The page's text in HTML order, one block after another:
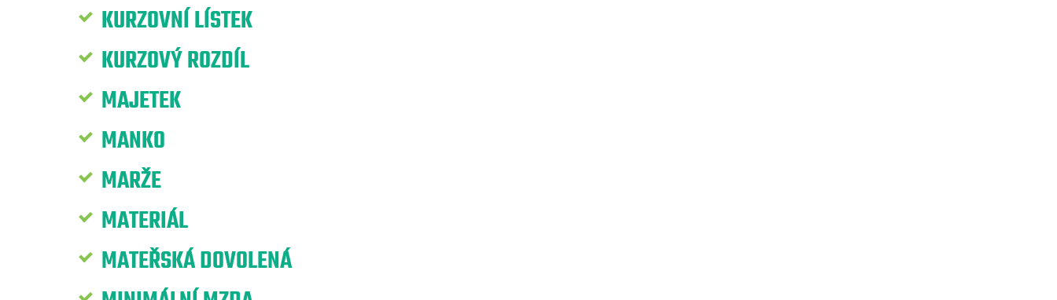
KURZOVNÍ LÍSTEK
KURZOVÝ ROZDÍL
MAJETEK
MANKO
MARŽE
MATERIÁL
MATEŘSKÁ DOVOLENÁ